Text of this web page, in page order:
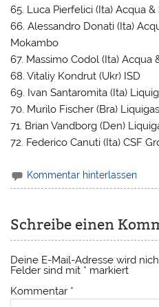
65. Luca Pierfelici (Ita) Acqua
66. Alessandro Donati (Ita)
Mokambo
67. Massimo Codol (Ita)
68. Vitaliy Kondrut (Ukr) ISD
69. Ivan Santaromita (Ita)
70. Murilo Fischer (Bra) Liquigas
71. Brian Vandborg (Den)
72. Federico Canuti (Ita) CSF
Kommentar hinterlassen
Schreibe einen
Deine E-Mail-Adresse wird
Felder sind mit * markiert
Kommentar *